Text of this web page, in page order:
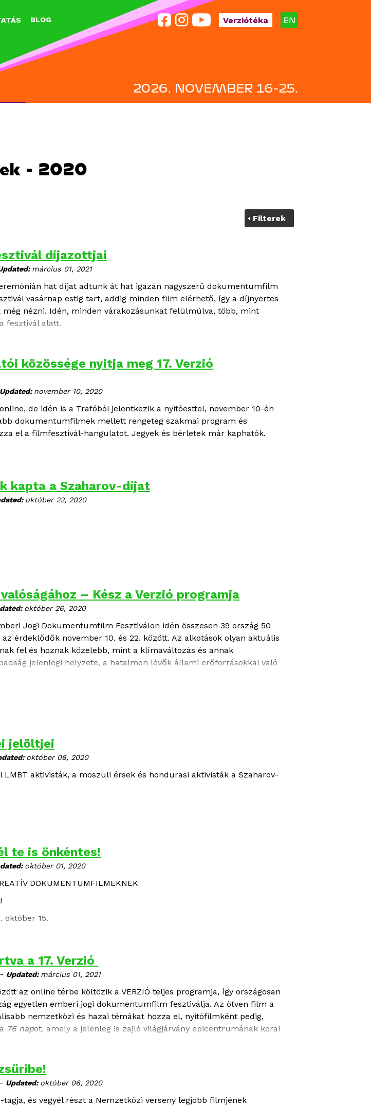
BLOG EN
2026. NOVEMBER 16-25.
Verziótéka
- 2020
Filterek
díjazottjai
március 01, 2021
hat díjat adtunk át hat igazán nagyszerű dokumentumfilm
vasárnap estig tart, addig minden film elérhető, így a díjnyertes
nézni. Idén, minden várakozásunkat felülmúlva, több, mint
fesztivál alatt.
közössége nyitja meg 17. Verzió
Updated:november 10, 2020
de idén is a Trafóból jelentkezik a nyitóesttel, november 10-én
dokumentumfilmek mellett rengeteg szakmai program és
el a filmfesztivál-hangulatot. Jegyek és bérletek már kaphatók.
kapta a Szaharov-díjat
október 22, 2020
– Kész a Verzió programja
október 26, 2020
Jogi Dokumentumfilm Fesztiválon idén összesen 39 ország 50
érdeklődők november 10. és 22. között. Az alkotások olyan aktuális
fel és hoznak közelebb, mint a klímaváltozás és annak
jelenlegi helyzete, a hatalmon lévők állami erőforrásokkal való
jelöltjei
október 08, 2020
LMBT aktivisták, a moszuli érsek és hondurasi aktivisták a Szaharov-
te is önkéntes!
október 01, 2020
DOKUMENTUMFILMEKNEK
október 15.
a 17. Verzió
- Updated:március 01, 2021
az online térbe költözik a VERZIÓ teljes programja, így országosan
egyetlen emberi jogi dokumentumfilm fesztiválja. Az ötven film a
nemzetközi és hazai témákat hozza el, nyitófilmként pedig,
76 napot, amely a jelenleg is zajló világjárvány epicentrumának korai
- Updated:október 06, 2020
tagja, és vegyél részt a Nemzetközi verseny legjobb filmjének